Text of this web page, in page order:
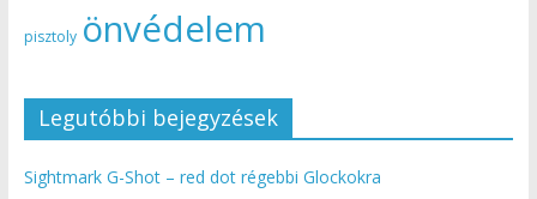
pisztoly önvédelem
Legutóbbi bejegyzések
Sightmark G-Shot – red dot régebbi Glockokra